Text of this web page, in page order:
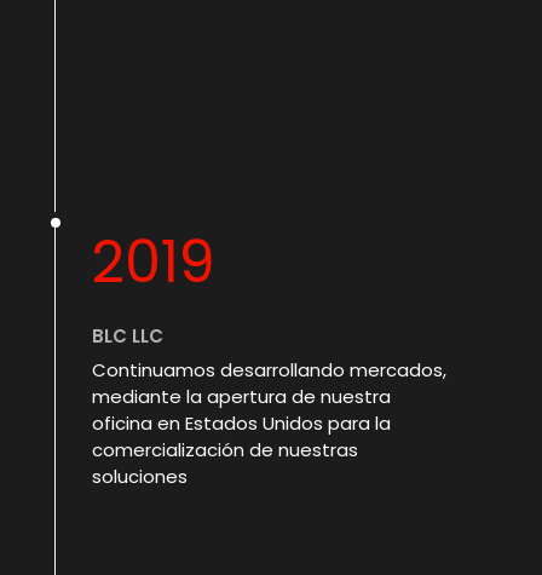
2019
BLC LLC
Continuamos desarrollando mercados,
mediante la apertura de nuestra
oficina en Estados Unidos para la
comercialización de nuestras
soluciones